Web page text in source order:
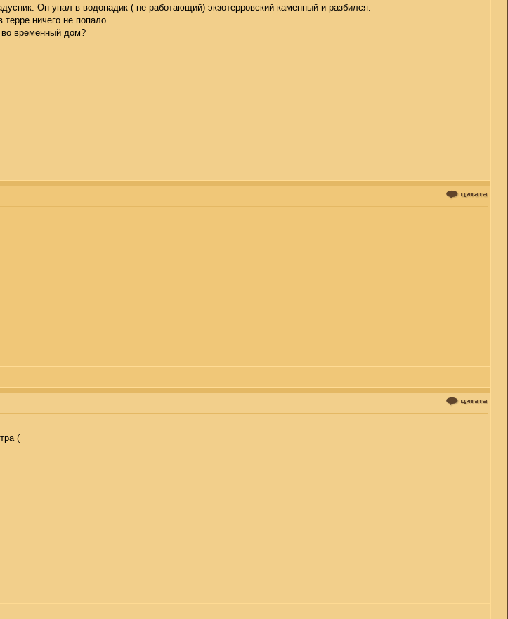
Он упал в водопадик ( не работающий) экзотерровский каменный и разбился.
ничего не попало.
временный дом?
(